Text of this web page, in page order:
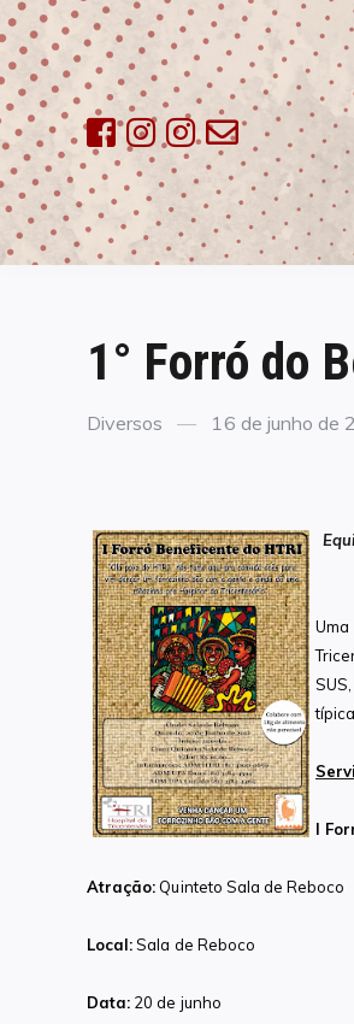
Skip
to
content
1° Forró do
Categories
Diversos
Posted
16 de junho de
I
Atração: Quinteto Sala de Reboco
Local:Sala de Reboco
Data: 20 de junho